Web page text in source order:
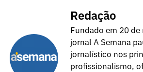
Redação
Fundado em 20
jornal A Semana
jornalístico nos
profissionalismo,